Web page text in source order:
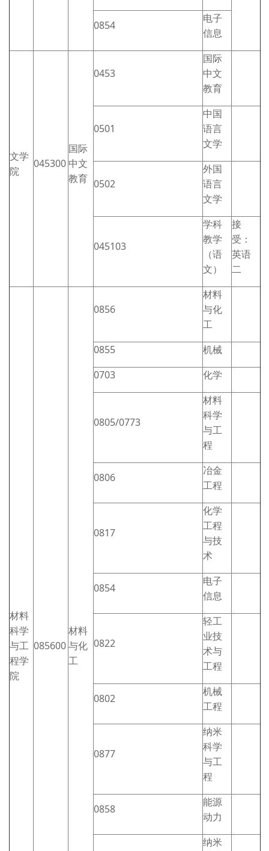
0854
电子
信息
文学
院
045300
国际
中文
教育
0453
国际
中文
教育
0501
中国
语言
文学
0502
外国
语言
文学
045103
学科
教学
（语
文）
接
受：
英语
二
材料
科学
与工
程学
院
085600
材料
与化
工
0856
材料
与化
工
0855
机械
0703
化学
0805/0773
材料
科学
与工
程
0806
冶金
工程
0817
化学
工程
与技
术
0854
电子
信息
0822
轻工
业技
术与
工程
0802
机械
工程
0877
纳米
科学
与工
程
0858
能源
动力
纳米